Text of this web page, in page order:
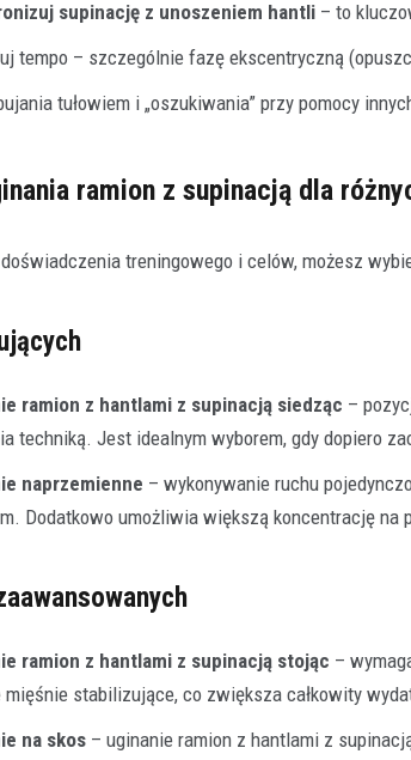
supinację z unoszeniem hantli – to
tempo – szczególnie fazę ekscentryczną
tułowiem i „oszukiwania” przy pomocy
ramion z supinacją dla
treningowego i celów, możesz
ramion z hantlami z supinacją siedząc –
techniką. Jest idealnym wyborem, gdy dopiero
naprzemienne – wykonywanie ruchu
Dodatkowo umożliwia większą koncentrację na
ramion z hantlami z supinacją stojąc –
mięśnie stabilizujące, co zwiększa całkowity
na skos – uginanie ramion z hantlami z